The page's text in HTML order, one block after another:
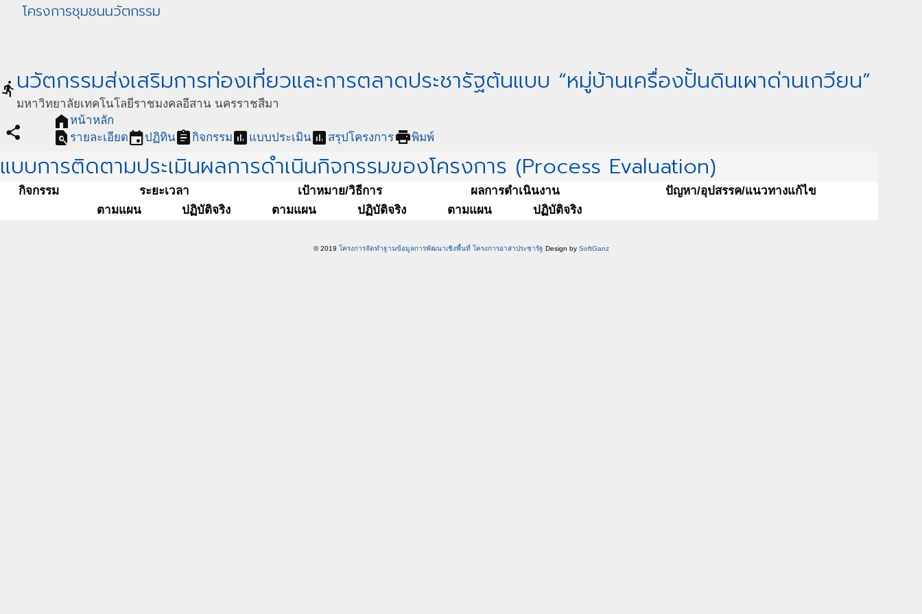
โครงการชุมชนนวัตกรรม
directions_run นวัตกรรมส่งเสริมการท่องเที่ยวและการตลาดประชารัฐต้นแบบ “หมู่บ้านเครื่องปั้นดินเผาด่านเกวียน”
มหาวิทยาลัยเทคโนโลยีราชมงคลอีสาน นครราชสีมา
share
home หน้าหลัก
find_in_page รายละเอียดeventปฏิทินassignmentกิจกรรมassessment แบบประเมินassessment สรุปโครงการprintพิมพ์
แบบการติดตามประเมินผลการดำเนินกิจกรรมของโครงการ (Process Evaluation)
กิจกรรม ระยะเวลา เป้าหมาย/วิธีการ ผลการดำเนินงาน
ปัญหา/อุปสรรค/แนวทางแก้ไข
ตามแผน
ปฏิบัติจริง ตามแผน ปฏิบัติจริง ตามแผน ปฏิบัติจริง
© 2019 โครงการจัดทำฐานข้อมูลการพัฒนาเชิงพื้นที่ โครงการอาสาประชารัฐ Design by SoftGanz